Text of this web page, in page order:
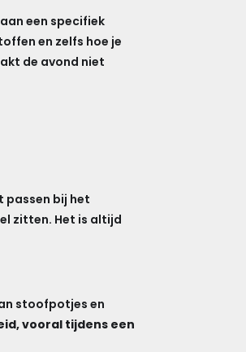
een specifiek
en zelfs hoe je
de avond niet
passen bij het
zitten. Het is altijd
stoofpotjes en
vooral tijdens een